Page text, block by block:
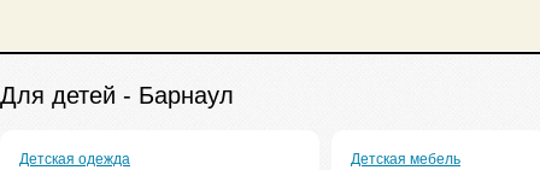
Для детей - Барнаул
Детская одежда Детская мебель